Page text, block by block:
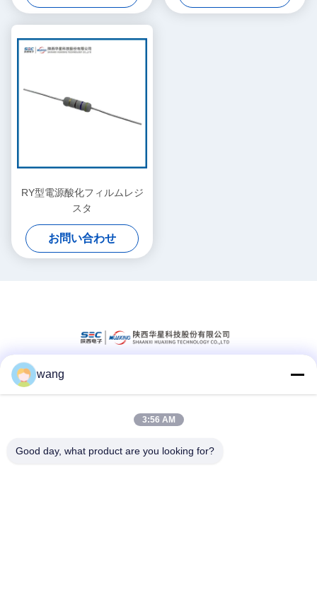
RY型電源酸化フィルムレジ
スタ
お問い合わせ
ソーシャル メディア
迅速な連絡
wang
3:56 AM
Good day, what product are you looking for?